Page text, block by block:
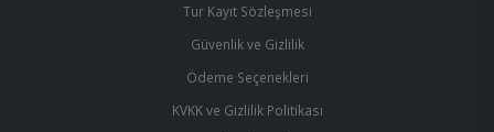
Tur Kayıt Sözleşmesi
Güvenlik ve Gizlilik
Ödeme Seçenekleri
KVKK ve Gizlilik Politikası